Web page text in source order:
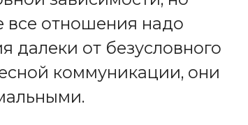
все отношения надо
далеки от безусловного
коммуникации, они